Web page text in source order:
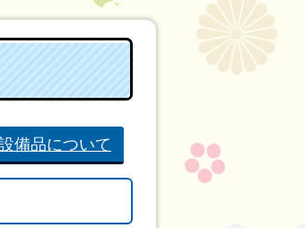
備品について